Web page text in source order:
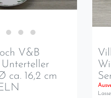
V&B
ca. 16,2 cm